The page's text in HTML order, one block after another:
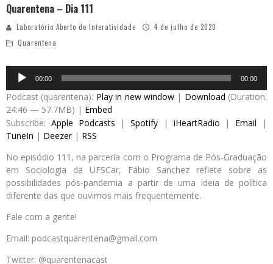
Quarentena – Dia 111
Laboratório Aberto de Interatividade
4 de julho de 2020
Quarentena
Audio
Player
00:00 00:00
Podcast (quarentena): Play in new window| Download (Duration:
24:46 — 57.7MB) | Embed
Subscribe: Apple Podcasts |Spotify | iHeartRadio | Email |
TuneIn | Deezer| RSS
No episódio 111, na parceria com o Programa de Pós-Graduação
em Sociologia da UFSCar, Fábio Sanchez reflete sobre as
possibilidades pós-pandemia a partir de uma ideia de política
diferente das que ouvimos mais frequentemente.
Fale com a gente!
Email: podcastquarentena@gmail.com
Twitter: @quarentenacast